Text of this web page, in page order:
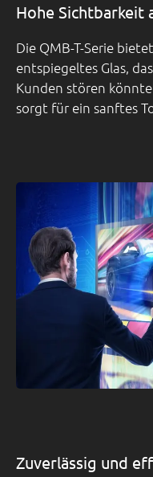
Hohe Sichtbarkeit
Die QMB-T-Serie
entspiegeltes Glas,
Kunden stören
sorgt für ein sanftes
Zuverlässig und